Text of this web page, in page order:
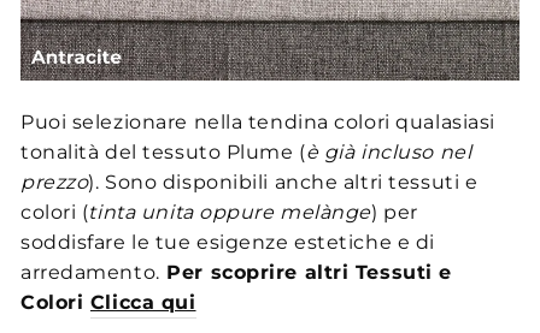
Puoi selezionare nella tendina colori qualasiasi
tonalità del tessuto Plume (è già incluso nel
prezzo). Sono disponibili anche altri tessuti e
colori (tinta unita oppure melànge) per
soddisfare le tue esigenze estetiche e di
arredamento. Per scoprire altri Tessuti e
Colori Clicca qui